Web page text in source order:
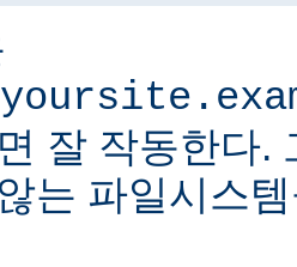
잘 작동한다.
는 파일시스